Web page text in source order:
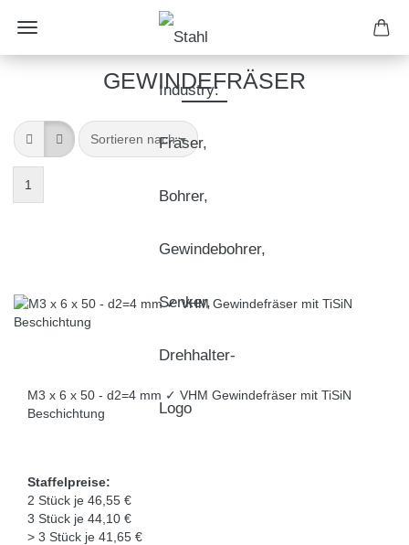
GEWINDEFRÄSER
Sortieren nach
1
M3 x 6 x 50 - d2=4 mm ✓ VHM Gewindefräser mit TiSiN
Beschichtung
Staffelpreise:
2 Stück je 46,55 €
3 Stück je 44,10 €
> 3 Stück je 41,65 €